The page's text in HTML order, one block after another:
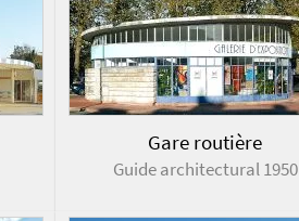
Gare routière
Guide architectural 1950